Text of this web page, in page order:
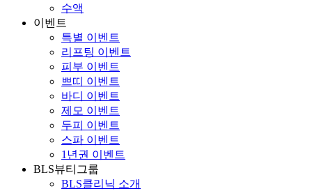
수액
이벤트
특별 이벤트
리프팅 이벤트
피부 이벤트
쁘띠 이벤트
바디 이벤트
제모 이벤트
두피 이벤트
스파 이벤트
1년권 이벤트
BLS뷰티그룹
BLS클리닉 소개